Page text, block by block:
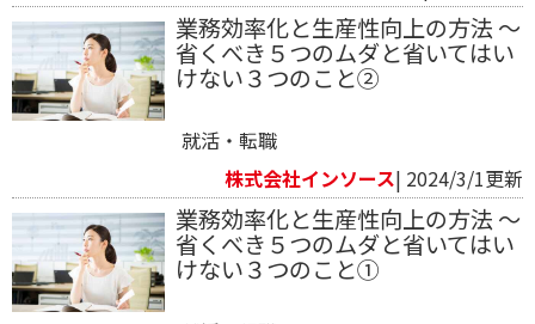
業務効率化と生産性向上の方法 ～
省くべき５つのムダと省いてはい
けない３つのこと➁
就活・転職
株式会社インソース| 2024/3/1更新
業務効率化と生産性向上の方法 ～
省くべき５つのムダと省いてはい
けない３つのこと➀